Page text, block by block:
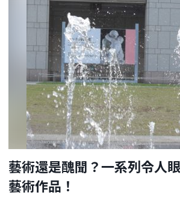
藝術還是醜聞？一系列令人
藝術作品！